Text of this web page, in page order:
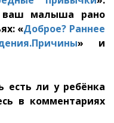
ваш малыша рано
«Доброе? Раннее
» и
есть ли у ребёнка
в комментариях